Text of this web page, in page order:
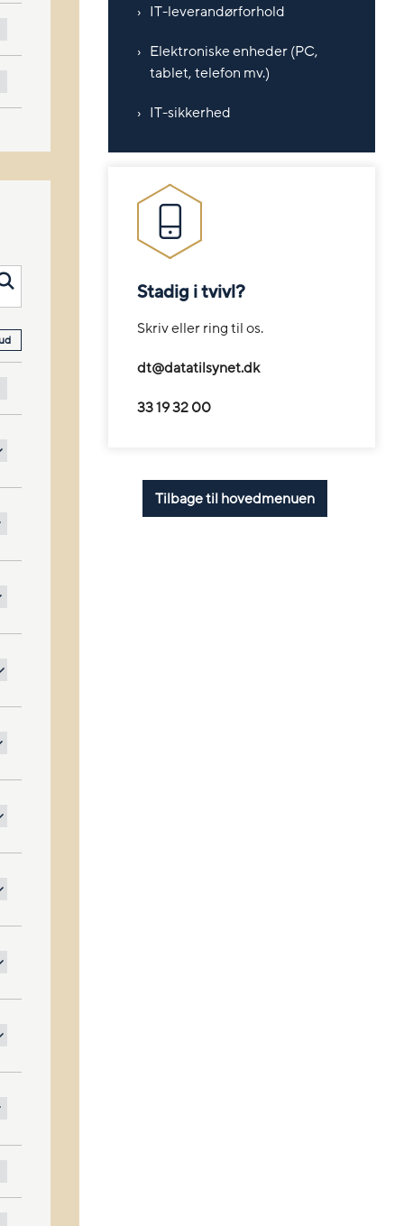
IT-leverandørforhold
Elektroniske enheder (PC,
tablet, telefon mv.)
IT-sikkerhed
Stadig i tvivl?
Skriv eller ring til os.
dt@datatilsynet.dk
33 19 32 00
Tilbage til hovedmenuen